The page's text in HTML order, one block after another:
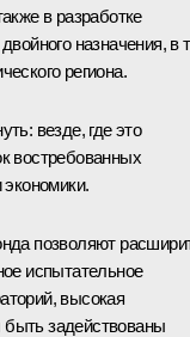
в разработке
назначения, в
региона.
везде, где это
востребованных
экономики.
позволяют
испытательное
высокая
задействованы